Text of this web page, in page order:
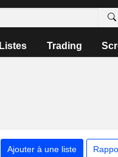
Listes Trading
Ajouter à une liste